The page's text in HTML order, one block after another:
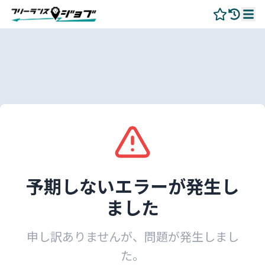
予期しないエラーが発生し
ました
申し訳ありませんが、問題が発生しまし
た。